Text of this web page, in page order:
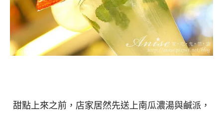
甜點上來之前，店家居然先送上南瓜濃湯與鹹派，